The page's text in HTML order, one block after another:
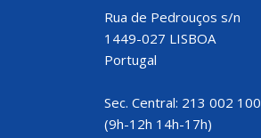
Rua de Pedrouços s/n
1449-027 LISBOA
Portugal
Sec. Central: 213 002 100
(9h-12h 14h-17h)